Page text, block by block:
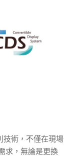
技術，不僅在現場
求，無論是更換